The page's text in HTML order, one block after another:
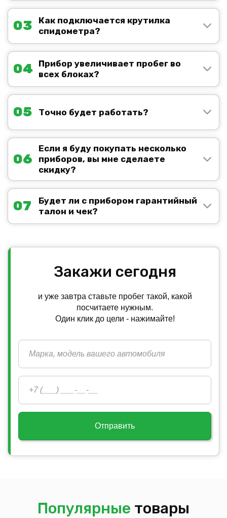
03
Как подключается крутилка
спидометра?
04
Прибор увеличивает пробег во
всех блоках?
05 Точно будет работать?
06
Если я буду покупать несколько
приборов, вы мне сделаете
скидку?
07
Будет ли с прибором гарантийный
талон и чек?
Закажи сегодня
и уже завтра ставьте пробег такой, какой
посчитаете нужным.
Один клик до цели - нажимайте!
Отправить
Популярные товары